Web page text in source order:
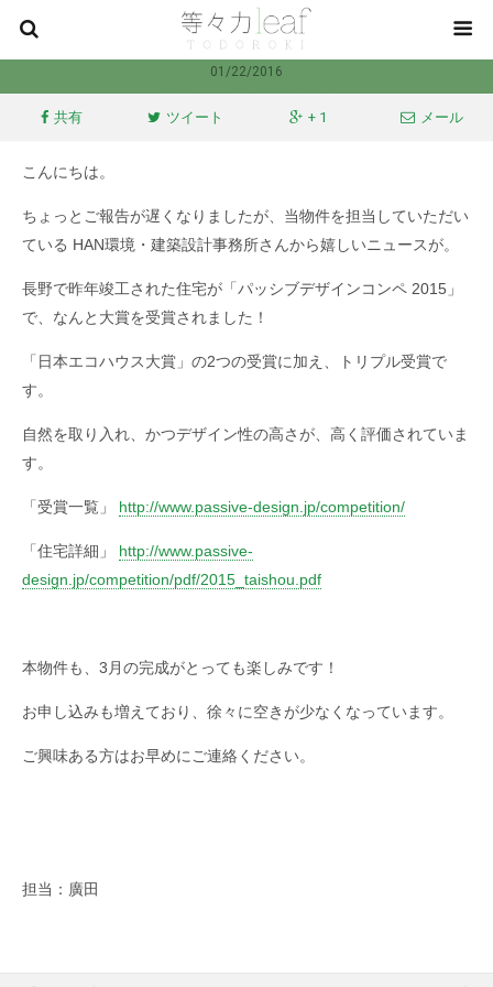
01/22/2016
共有 ツイート + 1 メール
こんにちは。
ちょっとご報告が遅くなりましたが、当物件を担当していただい
ている HAN環境・建築設計事務所さんから嬉しいニュースが。
長野で昨年竣工された住宅が「パッシブデザインコンペ 2015」
で、なんと大賞を受賞されました！
「日本エコハウス大賞」の2つの受賞に加え、トリプル受賞で
す。
自然を取り入れ、かつデザイン性の高さが、高く評価されていま
す。
「受賞一覧」 http://www.passive-design.jp/competition/
「住宅詳細」
http://www.passive-
design.jp/competition/pdf/2015_taishou.pdf
本物件も、3月の完成がとっても楽しみです！
お申し込みも増えており、徐々に空きが少なくなっています。
ご興味ある方はお早めにご連絡ください。
担当：廣田